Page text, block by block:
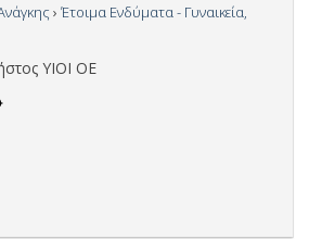
› Έτοιμα Ενδύματα - Γυναικεία,
ΥΙΟΙ ΟΕ